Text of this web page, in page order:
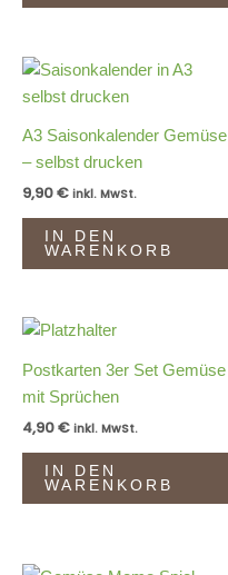
A3 Saisonkalender Gemüse
– selbst drucken
9,90€ inkl. MwSt.
IN DEN
WARENKORB
Postkarten 3er Set Gemüse
mit Sprüchen
4,90€ inkl. MwSt.
IN DEN
WARENKORB